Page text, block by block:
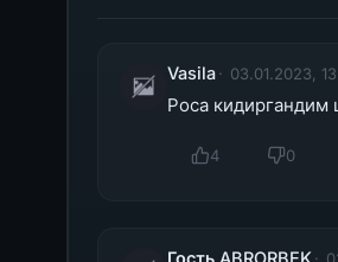
Vasila 03.01.2023,
Роса кидиргандим
4 0
Гость ABRORBEK